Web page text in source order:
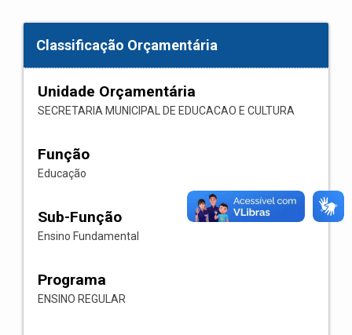
Classificação Orçamentária
Unidade Orçamentária
SECRETARIA MUNICIPAL DE EDUCACAO E CULTURA
Função
Educação
Sub-Função
Ensino Fundamental
Programa
ENSINO REGULAR